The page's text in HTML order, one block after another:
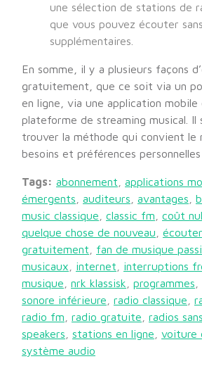
une sélection de stations de
que vous pouvez écouter
supplémentaires.
En somme, il y a plusieurs façons
gratuitement, que ce soit via un
en ligne, via une application
plateforme de streaming musical.
trouver la méthode qui convient le
besoins et préférences
Tags: abonnement applications
émergents
auditeurs avantages
music classique
classic fm coût nul
quelque chose de nouveau
gratuitement
fan de musique
musicaux
internet interruptions
musique
nrk klassisk programmes
sonore inférieure
radio classique
radio fm
radio gratuite radios
speakers
stations en ligne
voiture
système audio